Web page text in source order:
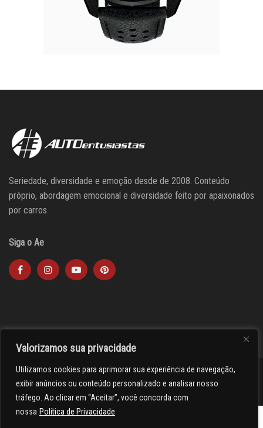
Valorizamos sua privacidade
Utilizamos cookies para aprimorar sua experiência de navegação,
exibir anúncios ou conteúdo personalizado e analisar nosso
tráfego. Ao clicar em “Aceitar”, você concorda com
nossa Política de Privacidade
Seriedade, diversidade e emoção desde de 2008. Conteúdo
próprio, abordagem emocional e diversidade feito por apaixonados
por carros
Siga o Ae
><(((º> 17